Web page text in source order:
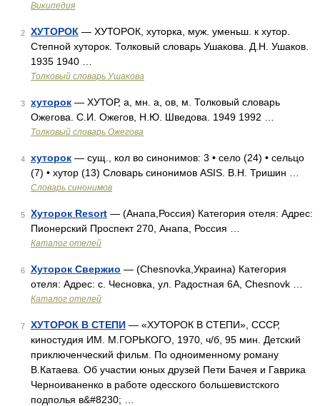
Википедия
2 ХУТОРОК — ХУТОРОК, хуторка, муж. уменьш. к хутор.
Степной хуторок. Толковый словарь Ушакова. Д.Н. Ушаков.
1935 1940 …
Толковый словарь Ушакова
3 хуторок — ХУТОР, а, мн. а, ов, м. Толковый словарь
Ожегова. С.И. Ожегов, Н.Ю. Шведова. 1949 1992 …
Толковый словарь Ожегова
4 хуторок — сущ., кол во синонимов: 3 • село (24) • сельцо
(7) • хутор (13) Словарь синонимов ASIS. В.Н. Тришин …
Словарь синонимов
5 Хуторок Resort — (Анапа,Россия) Категория отеля: Адрес:
Пионерский Проспект 270, Анапа, Россия …
Каталог отелей
6 Хуторок Свержио — (Chesnovka,Украина) Категория
отеля: Адрес: с. Чесновка, ул. Радостная 6А, Chesnovk …
Каталог отелей
7 ХУТОРОК В СТЕПИ — «ХУТОРОК В СТЕПИ», СССР,
киностудия ИМ. М.ГОРЬКОГО, 1970, ч/б, 95 мин. Детский
приключенческий фильм. По одноименному роману
В.Катаева. Об участии юных друзей Пети Бачея и Гаврика
Черноиваненко в работе одесского большевистского
подполья в&#8230; …